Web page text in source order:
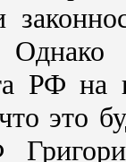
РФ на
это